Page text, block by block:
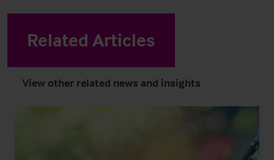
Related Articles
View other related news and insights